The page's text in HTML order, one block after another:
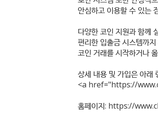
안심하고 이용할 수 있는
다양한 코인 지원과 함께
편리한 입출금 시스템까
코인 거래를 시작하거나
상세 내용 및 가입은 아래
<a href="https://
홈페이지: https://